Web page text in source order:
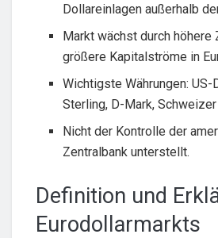
Dollareinlagen außerhalb
Markt wächst durch höhere
größere Kapitalströme in
Wichtigste Währungen: US-
Sterling, D-Mark, Schweizer
Nicht der Kontrolle der
Zentralbank unterstellt.
Definition und
Eurodollarmarkts